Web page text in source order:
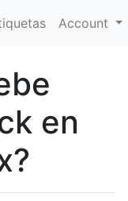
Account
en